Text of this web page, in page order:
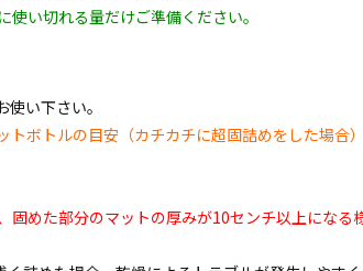
い切れる量だけご準備ください。
い下さい。
ボトルの目安（カチカチに超固詰めをした場合）
めた部分のマットの厚みが10センチ以上になる